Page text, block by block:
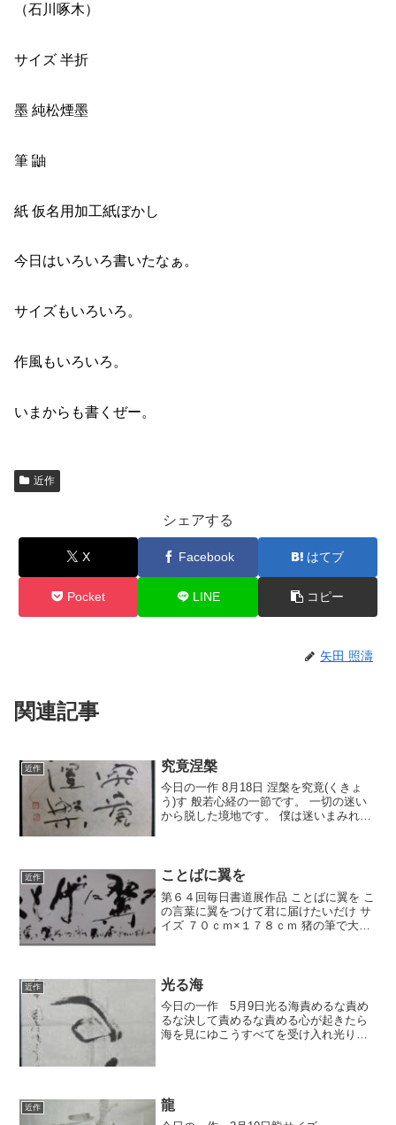
（石川啄木）
サイズ 半折
墨 純松煙墨
筆 鼬
紙 仮名用加工紙ぼかし
今日はいろいろ書いたなぁ。
サイズもいろいろ。
作風もいろいろ。
いまからも書くぜー。
近作
シェアする
X Facebook はてブ
Pocket LINE コピー
矢田 照濤
関連記事
近作 究竟涅槃
今日の一作 8月18日 涅槃を究竟(くきょ
う)す 般若心経の一節です。 一切の迷い
から脱した境地です。 僕は迷いまみれで
近作 ことばに翼を
第６４回毎日書道展作品 ことばに翼を こ
の言葉に翼をつけて君に届けたいだけ サ
イズ ７０ｃｍ×１７８ｃｍ 猪の筆で大字
近作 光る海
今日の一作 5月9日光る海責めるな責め
るな決して責めるな責める心が起きたら
海を見にゆこうすべてを受け入れ光り輝
近作 龍